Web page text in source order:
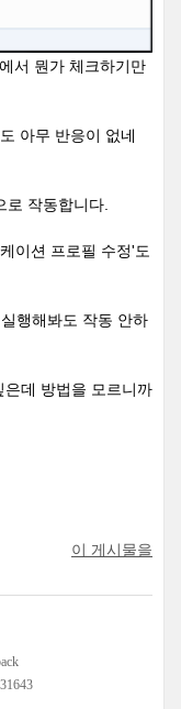
서 뭔가 체크하기만
아무 반응이 없네
로 작동합니다.
이션 프로필 수정'도
행해봐도 작동 안하
데 방법을 모르니까
이 게시물을